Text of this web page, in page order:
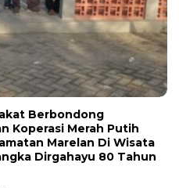
Berbondong
Koperasi Merah Putih
Marelan Di Wisata
Dirgahayu 80 Tahun